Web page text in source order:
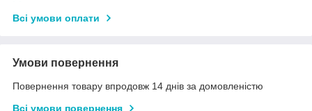
Всі умови оплати
Умови повернення
Повернення товару впродовж 14 днів за домовленістю
Всі умови повернення